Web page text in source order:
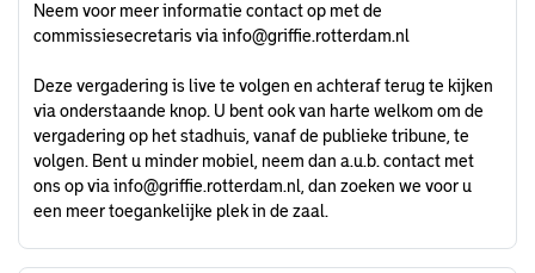
Neem voor meer informatie contact op met de
commissiesecretaris via info@griffie.rotterdam.nl
Deze vergadering is live te volgen en achteraf terug te kijken
via onderstaande knop. U bent ook van harte welkom om de
vergadering op het stadhuis, vanaf de publieke tribune, te
volgen. Bent u minder mobiel, neem dan a.u.b. contact met
ons op via info@griffie.rotterdam.nl , dan zoeken we voor u
een meer toegankelijke plek in de zaal.